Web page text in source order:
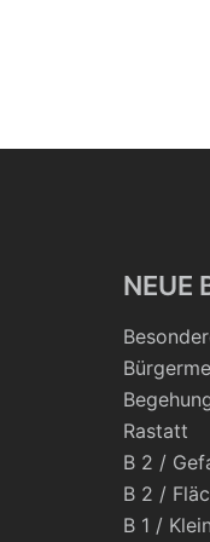
NEUE
Rastatt
B 2 /
B 2 /
B 1 /